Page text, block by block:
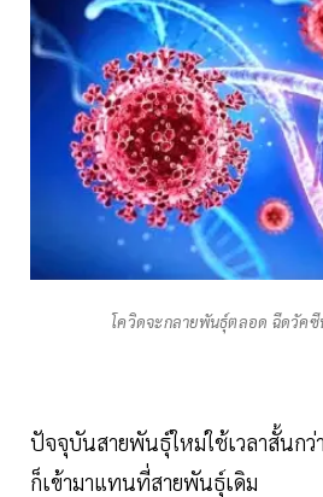
โควิดจะกลายพันธุ์ตลอด ฉีดวัคซี
ปัจจุบันสายพันธุ์ใหม่ใช้เวลาสั้นกว่
ก็เข้ามาแทนที่สายพันธุ์เดิม